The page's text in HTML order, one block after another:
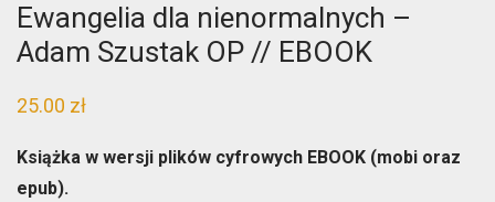
Ewangelia dla nienormalnych –
Adam Szustak OP // EBOOK
25.00 zł
Książka w wersji plików cyfrowych EBOOK (mobi oraz
epub).